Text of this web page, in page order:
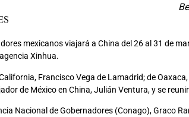
mexicanos viajará a China del 26 al 31 de
Xinhua.
Francisco Vega de Lamadrid; de
de México en China, Julián Ventura, y se
Nacional de Gobernadores (Conago), Graco